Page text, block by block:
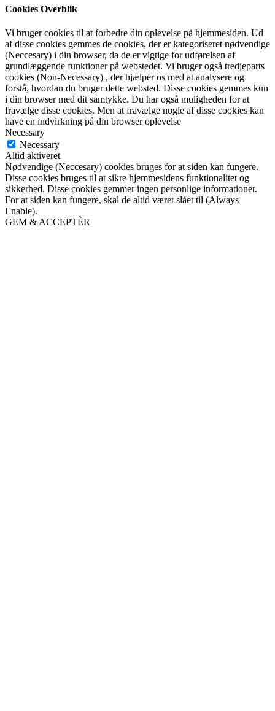
Cookies Overblik
Vi bruger cookies til at forbedre din oplevelse på hjemmesiden. Ud
af disse cookies gemmes de cookies, der er kategoriseret nødvendige
(Neccesary) i din browser, da de er vigtige for udførelsen af
grundlæggende funktioner på webstedet. Vi bruger også tredjeparts
cookies (Non-Necessary) , der hjælper os med at analysere og
forstå, hvordan du bruger dette websted. Disse cookies gemmes kun
i din browser med dit samtykke. Du har også muligheden for at
fravælge disse cookies. Men at fravælge nogle af disse cookies kan
have en indvirkning på din browser oplevelse
Necessary
Necessary
Altid aktiveret
Nødvendige (Neccesary) cookies bruges for at siden kan fungere.
Disse cookies bruges til at sikre hjemmesidens funktionalitet og
sikkerhed. Disse cookies gemmer ingen personlige informationer.
For at siden kan fungere, skal de altid været slået til (Always
Enable).
GEM & ACCEPTÈR